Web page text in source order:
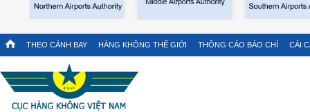
THEO CÁNH BAY HÀNG KHÔNG THẾ GIỚI THÔNG CÁO BÁO CHÍ CẢI